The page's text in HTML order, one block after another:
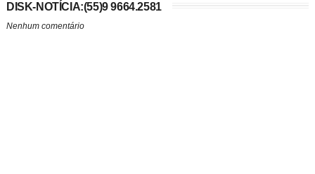
DISK-NOTÍCIA:(55)9 9664.2581
Nenhum comentário